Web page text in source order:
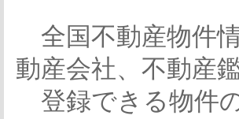
全国不動産物件
動産会社、不動産
登録できる物件